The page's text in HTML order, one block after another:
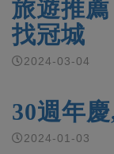
旅遊推
找冠城
2024-03-04
30週年
2024-01-03